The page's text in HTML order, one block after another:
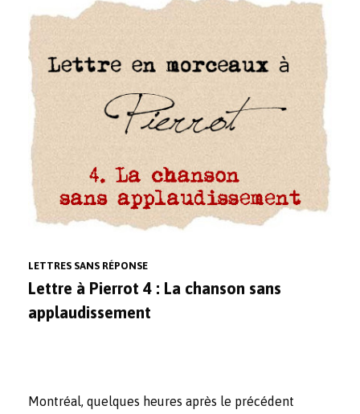
LETTRES SANS RÉPONSE
Lettre à Pierrot 4 : La chanson sans
applaudissement
Montréal, quelques heures après le précédent